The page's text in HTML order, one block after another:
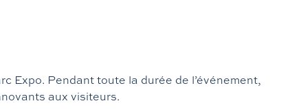
Expo. Pendant toute la durée de l’événement,
aux visiteurs.